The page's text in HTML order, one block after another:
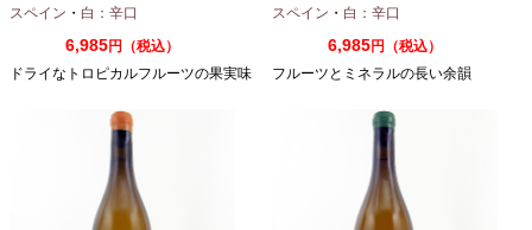
スペイン ・ 白：辛口
6,985円（税込）
ドライなトロピカルフルーツの果実味
スペイン ・ 白：辛口
6,985円（税込）
フルーツとミネラルの長い余韻